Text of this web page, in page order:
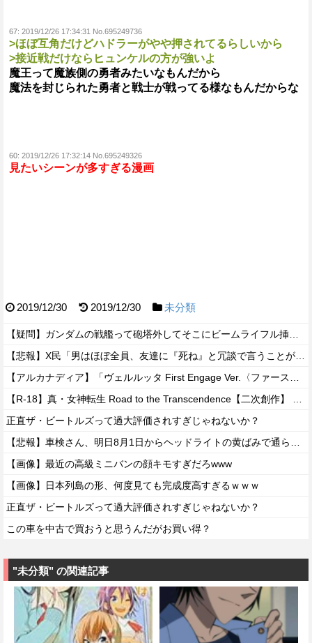
67: 2019/12/26 17:34:31 No.695249736
>ほぼ互角だけどハドラーがやや押されてるらしいから
>接近戦だけならヒュンケルの方が強いよ
魔王って魔族側の勇者みたいなもんだから
魔法を封じられた勇者と戦士が戦ってる様なもんだからな
60: 2019/12/26 17:32:14 No.695249326
見たいシーンが多すぎる漫画
2019/12/30 2019/12/30 未分類
正直ザ・ビートルズって過大評価されすぎじゃねないか？
【画像】最近の高級ミニバンの顔キモすぎだろwww
【画像】日本列島の形、何度見ても完成度高すぎるｗｗｗ
正直ザ・ビートルズって過大評価されすぎじゃねないか？
この車を中古で買おうと思うんだがお買い得？
"未分類" の関連記事